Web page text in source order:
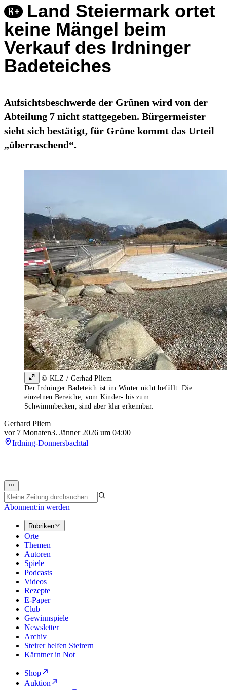
Land Steiermark ortet
keine Mängel beim
Verkauf des Irdninger
Badeteiches
Aufsichtsbeschwerde der Grünen wird von der
Abteilung 7 nicht stattgegeben. Bürgermeister
sieht sich bestätigt, für Grüne kommt das Urteil
„überraschend“.
© KLZ / Gerhad Pliem
Der Irdninger Badeteich ist im Winter nicht befüllt. Die
einzelnen Bereiche, vom Kinder- bis zum
Schwimmbecken, sind aber klar erkennbar.
Gerhard Pliem
vor 7 Monaten3. Jänner 2026 um 04:00
Irdning-Donnersbachtal
Abonnent:in werden
Rubriken
Orte
Themen
Autoren
Spiele
Podcasts
Videos
Rezepte
E-Paper
Club
Gewinnspiele
Newsletter
Archiv
Steirer helfen Steirern
Kärntner in Not
Shop
Auktion